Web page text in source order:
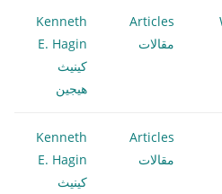
Articles
مقالات
Kenneth
E. Hagin
كينيث
هيجين
Articles
مقالات
Kenneth
E. Hagin
كينيث